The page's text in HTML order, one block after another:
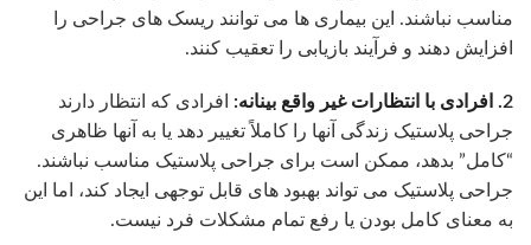
مناسب نباشند. این بیماری ها می توانند ریسک های جراحی را
افزایش دهند و فرآیند بازیابی را تعقیب کنند.
2. افرادی با انتظارات غیر واقع بینانه:
افرادی که انتظار دارند
جراحی پلاستیک زندگی آنها را کاملاً تغییر دهد یا به آنها ظاهری
“کامل” بدهد، ممکن است برای جراحی پلاستیک مناسب نباشند.
جراحی پلاستیک می تواند بهبود های قابل توجهی ایجاد کند، اما این
به معنای کامل بودن یا رفع تمام مشکلات فرد نیست.